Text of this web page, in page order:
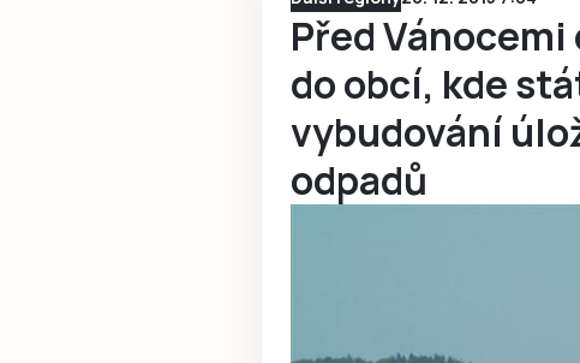
Před
do obcí, kde
vybudování
odpadů